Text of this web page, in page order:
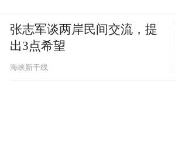
张志军谈两岸民间交流，提
出3点希望
海峡新干线